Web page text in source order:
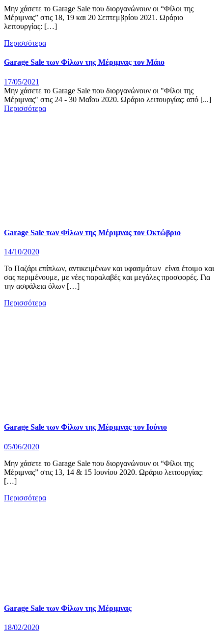
Μην χάσετε το Garage Sale που διοργανώνουν οι “Φίλοι της
Μέριμνας” στις 18, 19 και 20 Σεπτεμβρίου 2021. Ωράριο
λειτουργίας: […]
Περισσότερα
Garage Sale των Φίλων της Μέριμνας τον Μάιο
17/05/2021
Μην χάσετε το Garage Sale που διοργανώνουν οι "Φίλοι της
Μέριμνας" στις 24 - 30 Μαΐου 2020. Ωράριο λειτουργίας: από [...]
Περισσότερα
Garage Sale των Φίλων της Μέριμνας τον Οκτώβριο
14/10/2020
Το Παζάρι επίπλων, αντικειμένων και υφασμάτων είναι έτοιμο και
σας περιμένουμε, με νέες παραλαβές και μεγάλες προσφορές. Για
την ασφάλεια όλων […]
Περισσότερα
Garage Sale των Φίλων της Μέριμνας τον Ιούνιο
05/06/2020
Μην χάσετε το Garage Sale που διοργανώνουν οι “Φίλοι της
Μέριμνας” στις 13, 14 & 15 Ιουνίου 2020. Ωράριο λειτουργίας:
[…]
Περισσότερα
Garage Sale των Φίλων της Μέριμνας
18/02/2020